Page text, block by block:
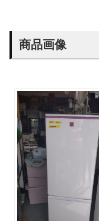
商品画像